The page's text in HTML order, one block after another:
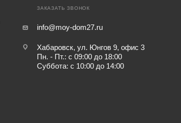
ЗАКАЗАТЬ ЗВОНОК
info@moy-dom27.ru
Хабаровск, ул. Юнгов 9, офис 3
Пн. - Пт.: с 09:00 до 18:00
Суббота: с 10:00 до 14:00